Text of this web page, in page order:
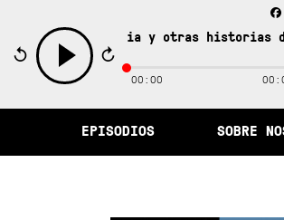
de la memoria y otras historias del
play 00:00
EPISODIOS SOBRE